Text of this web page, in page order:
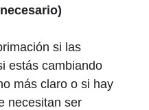
si las
estás cambiando
más claro o si hay
necesitan ser